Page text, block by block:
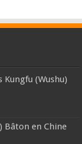
Kungfu (Wushu)
Bâton en Chine